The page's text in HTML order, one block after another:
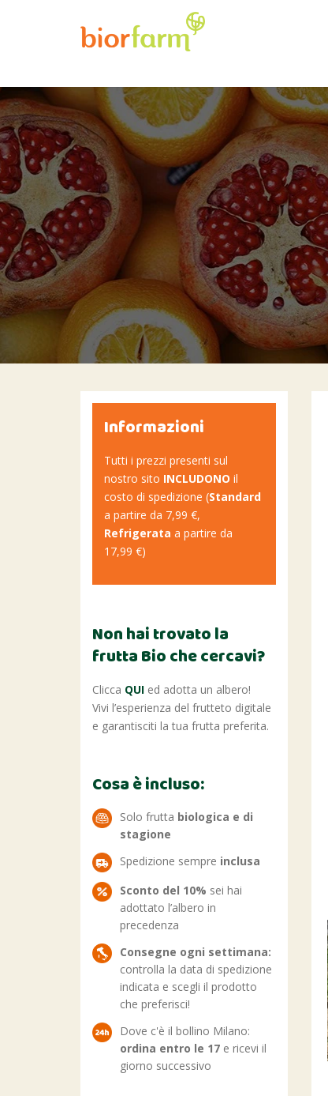
Informazioni
Tutti i prezzi presenti sul
nostro sito INCLUDONO il
costo di spedizione (Standard
a partire da 7,99 €,
Refrigerata a partire da
17,99 €)
Non hai trovato la
frutta Bio che cercavi?
Clicca QUI ed adotta un albero!
Vivi l’esperienza del frutteto digitale
e garantisciti la tua frutta preferita.
Cosa è incluso:
Solo frutta biologica e di
stagione
Spedizione sempre inclusa
Sconto del 10% sei hai
adottato l’albero in
precedenza
Consegne ogni settimana:
controlla la data di spedizione
indicata e scegli il prodotto
che preferisci!
Dove c'è il bollino Milano:
ordina entro le 17 e ricevi il
giorno successivo